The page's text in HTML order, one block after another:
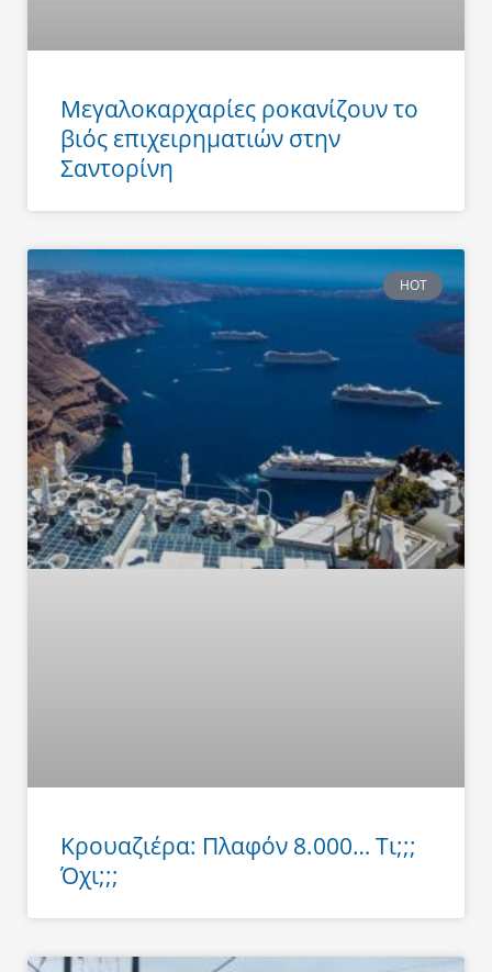
Μεγαλοκαρχαρίες ροκανίζουν το
βιός επιχειρηματιών στην
Σαντορίνη
HOT
Κρουαζιέρα: Πλαφόν 8.000… Τι;;;
Όχι;;;